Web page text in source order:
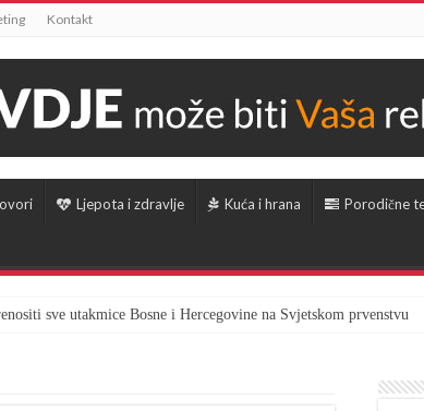
Kontakt
Ljepota i zdravlje Kuća i hrana Porodične
sve utakmice Bosne i Hercegovine na Svjetskom prvenstvu